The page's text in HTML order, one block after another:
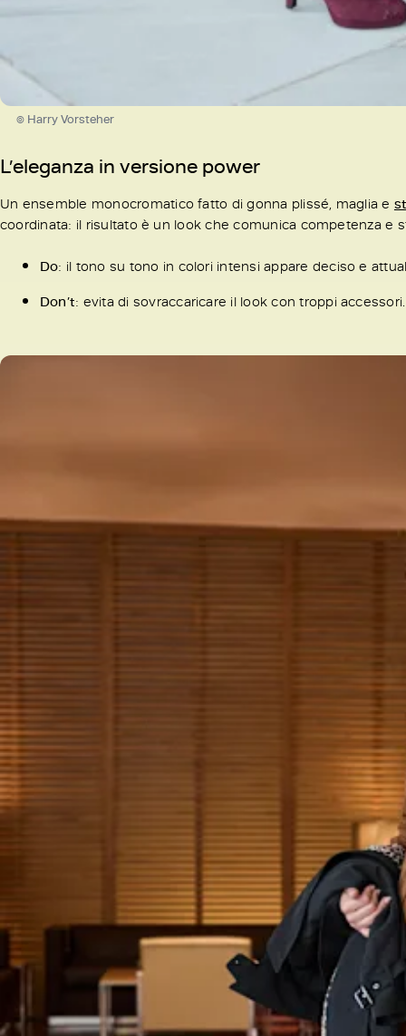
© Harry Vorsteher
L’eleganza in versione power
Un ensemble monocromatico fatto di gonna plissé, maglia e
coordinata: il risultato è un look che comunica competenza e
Do: il tono su tono in colori intensi appare deciso e
Don’t: evita di sovraccaricare il look con troppi